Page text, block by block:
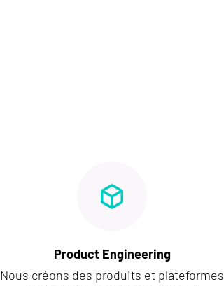
Product Engineering
Nous créons des produits et plateformes